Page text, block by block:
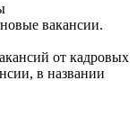
вакансии.
от кадровых
в названии